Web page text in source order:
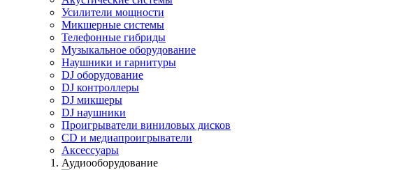
Усилители мощности
Микшерные системы
Телефонные гибриды
Музыкальное оборудование
Наушники и гарнитуры
DJ оборудование
DJ контроллеры
DJ микшеры
DJ наушники
Проигрыватели виниловых дисков
СD и медиапроигрыватели
Аксессуары
Аудиооборудование